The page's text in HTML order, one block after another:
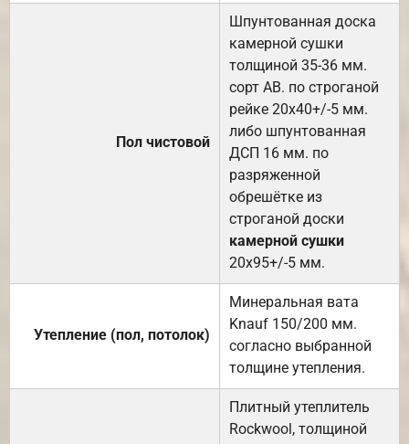
Пол чистовой
Шпунтованная доска
камерной сушки
толщиной 35-36 мм.
сорт АВ. по строганой
рейке 20х40+/-5 мм.
либо шпунтованная
ДСП 16 мм. по
разряженной
обрешётке из
строганой доски
камерной сушки
20х95+/-5 мм.
Утепление (пол, потолок)
Минеральная вата
Knauf 150/200 мм.
согласно выбранной
толщине утепления.
Плитный утеплитель
Rockwool, толщиной